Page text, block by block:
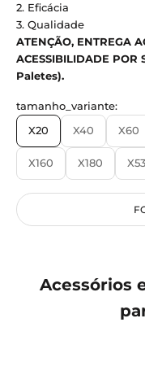
2. Eficácia
3. Qualidade
ATENÇÃO, ENTREGA
ACESSIBILIDADE POR
Paletes).
tamanho_variante:
X20
X40 X60
X160 X180 X53
Acessórios